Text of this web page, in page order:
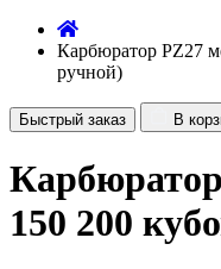
Карбюратор PZ27
ручной)
Быстрый заказ В
150 200